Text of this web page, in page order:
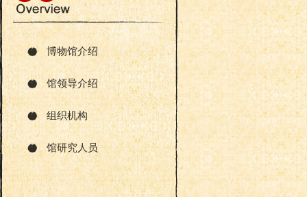
博物馆介绍
馆领导介绍
组织机构
馆研究人员